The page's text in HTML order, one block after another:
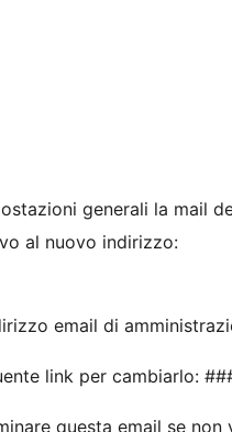
generali la mail
al nuovo indirizzo:
email di
link per cambiarlo:
questa email se